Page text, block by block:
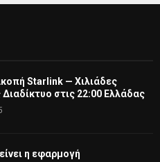
Starlink — Χιλιάδες
στις 22:00 Ελλάδας
η εφαρμογή